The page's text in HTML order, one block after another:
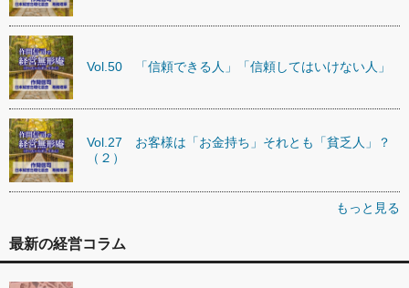
Vol.50 「信頼できる人」「信頼してはいけない人」
Vol.27 お客様は「お金持ち」それとも「貧乏人」？
（２）
もっと見る
最新の経営コラム